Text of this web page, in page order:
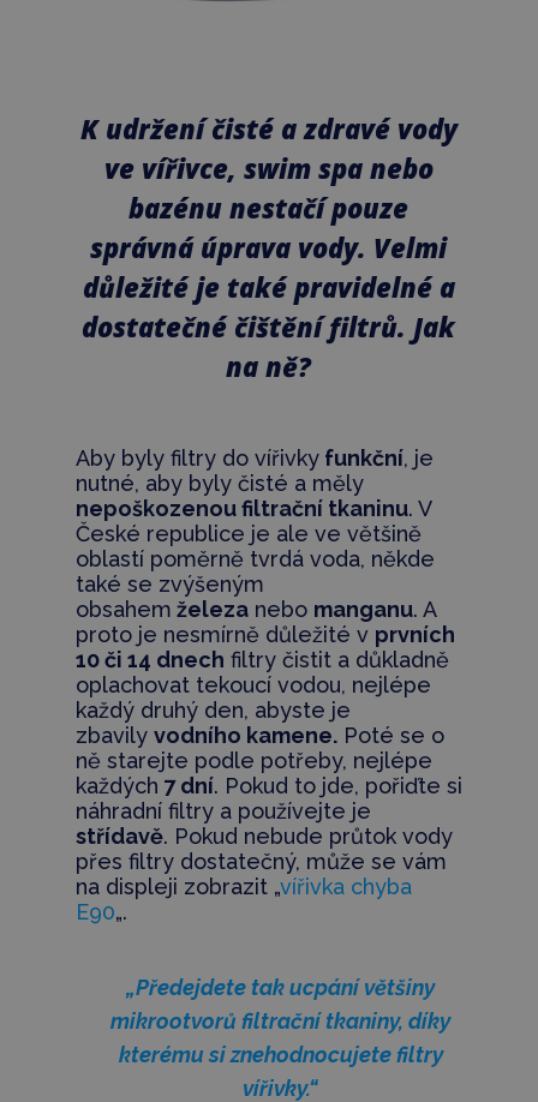
K udržení čisté a zdravé vody
ve vířivce, swim spa nebo
bazénu nestačí pouze
správná úprava vody. Velmi
důležité je také pravidelné a
dostatečné čištění filtrů. Jak
na ně?
Aby byly filtry do vířivkyfunkční, je
nutné, aby byly čisté a měly
nepoškozenou filtrační tkaninu. V
České republice je ale ve většině
oblastí poměrně tvrdá voda, někde
také se zvýšeným
obsahem železa nebo manganu. A
proto je nesmírně důležité v prvních
10 či 14 dnech filtry čistit a důkladně
oplachovat tekoucí vodou, nejlépe
každý druhý den, abyste je
zbavily vodního kamene. Poté se o
ně starejte podle potřeby, nejlépe
každých 7 dní. Pokud to jde, pořiďte si
náhradní filtry a používejte je
střídavě. Pokud nebude průtok vody
přes filtry dostatečný, může se vám
na displeji zobrazit „vířivka chyba
E90„.
„Předejdete tak ucpání většiny
mikrootvorů filtrační tkaniny, díky
kterému si znehodnocujete filtry
vířivky.“